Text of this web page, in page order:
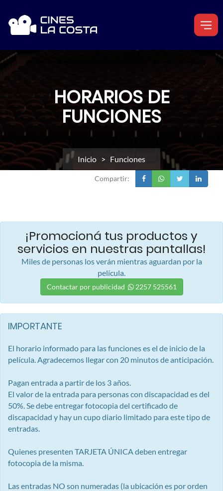
HORARIOS DE
FUNCIONES
Inicio > Funciones
Compartir:
¡Promocioná tus productos y
servicios en nuestras pantallas!
Miles de personas los verán mientras aguardan por la
película.
Contactar por publicidad 2257 525561
IMPORTANTE
El horario informado para las funciones es el de inicio de la
película. Agradecemos llegar con 20 minutos de anticipación.
Pagan entrada a partir de los 3 años.
El valor de la entrada para personas con discapacidad es del
50%. Se debe entregar fotocopia del certificado de
discapacidad y hay un cupo diario limitado para este tipo de
entradas.
Quienes presenten TARJETA ÚNICA deben entregar
fotocopia de la misma.
Las entradas NO son numeradas (la ubicación es por orden